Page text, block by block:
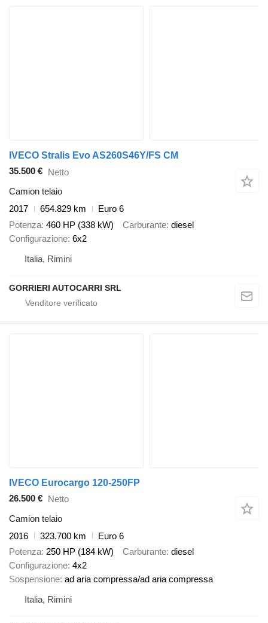
IVECO Stralis Evo AS260S46Y/FS CM
35.500 € Netto
Camion telaio
2017
654.829 km
Euro 6
Potenza 460 HP (338 kW) Carburante diesel
Configurazione 6x2
Italia, Rimini
GORRIERI AUTOCARRI SRL
IVECO Eurocargo 120-250FP
26.500 € Netto
Camion telaio
2016
323.700 km
Euro 6
Potenza 250 HP (184 kW) Carburante diesel
Configurazione 4x2
Sospensione ad aria compressa/ad aria compressa
Italia, Rimini